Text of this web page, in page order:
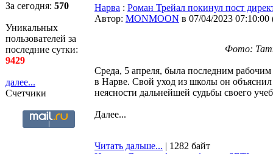
За сегодня: 570
Уникальных
пользователей за
последние сутки:
9429
далее...
Счетчики
Нарва : Роман Трейал покинул пост
Автор: MONMOON в 07/04/2023 07:10:00
Фото:
Среда, 5 апреля, была последним
в Нарве. Свой уход из школы он
неясности дальнейшей судьбы своего
Далее...
Читать дальше... | 1282 байт